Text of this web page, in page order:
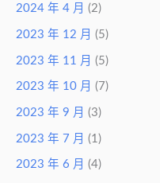
2024 年 4 月 (2)
2023 年 12 月 (5)
2023 年 11 月 (5)
2023 年 10 月 (7)
2023 年 9 月 (3)
2023 年 7 月 (1)
2023 年 6 月 (4)